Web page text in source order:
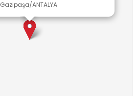
Gazipaşa/ANTALYA